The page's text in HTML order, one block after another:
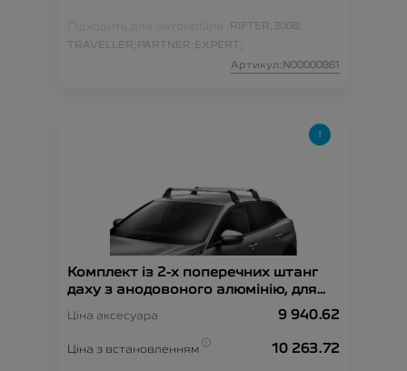
Підходить для автомобіля : RIFTER; 3008;
TRAVELLER; PARTNER; EXPERT;
Артикул:N00000861
Комплект із 2-х поперечних штанг
даху з анодовоного алюмінію, для
автомобілів, без поздовжніх штанг
Ціна аксесуара 9 940.62
Ціна з встановленням 10 263.72